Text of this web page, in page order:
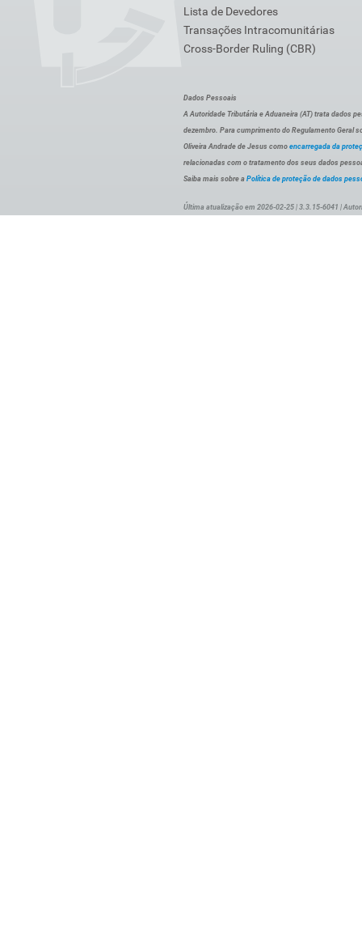
Lista de Devedores
Transações Intracomunitárias
Cross-Border Ruling (CBR)
Dados Pessoais
A Autoridade Tributária e Aduaneira (AT) trata dados
dezembro. Para cumprimento do Regulamento Geral
Oliveira Andrade de Jesus como encarregada da
relacionadas com o tratamento dos seus dados
Saiba mais sobre a Política de proteção de dados
Última atualização em 2026-02-25 | 3.3.15-6041 |